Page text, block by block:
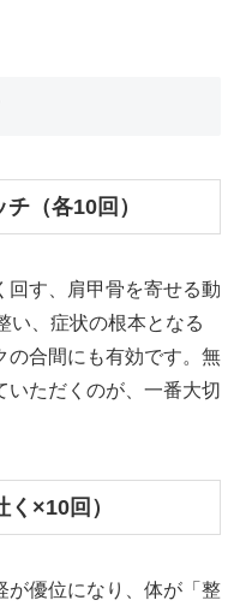
（各10回）
回す、肩甲骨を寄せる動
い、症状の根本となる
の合間にも有効です。無
いただくのが、一番大切
×10回）
が優位になり、体が「整